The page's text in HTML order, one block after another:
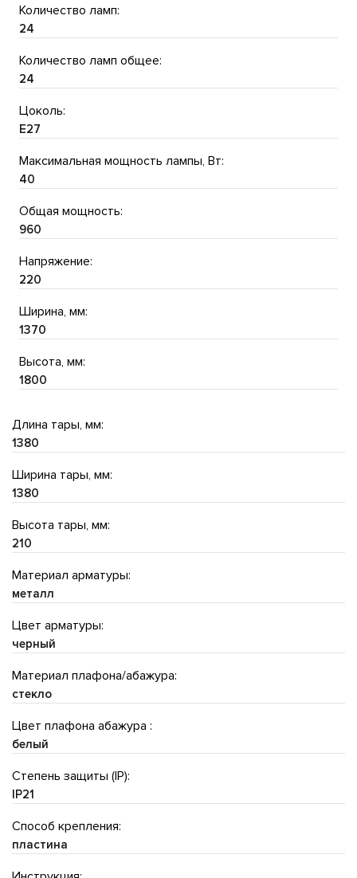
Количество ламп:
24
Количество ламп общее:
24
Цоколь:
E27
Максимальная мощность лампы, Вт:
40
Общая мощность:
960
Напряжение:
220
Ширина, мм:
1370
Высота, мм:
1800
Длина тары, мм:
1380
Ширина тары, мм:
1380
Высота тары, мм:
210
Материал арматуры:
металл
Цвет арматуры:
черный
Материал плафона/абажура:
стекло
Цвет плафона абажура :
белый
Степень защиты (IP):
IP21
Способ крепления:
пластина